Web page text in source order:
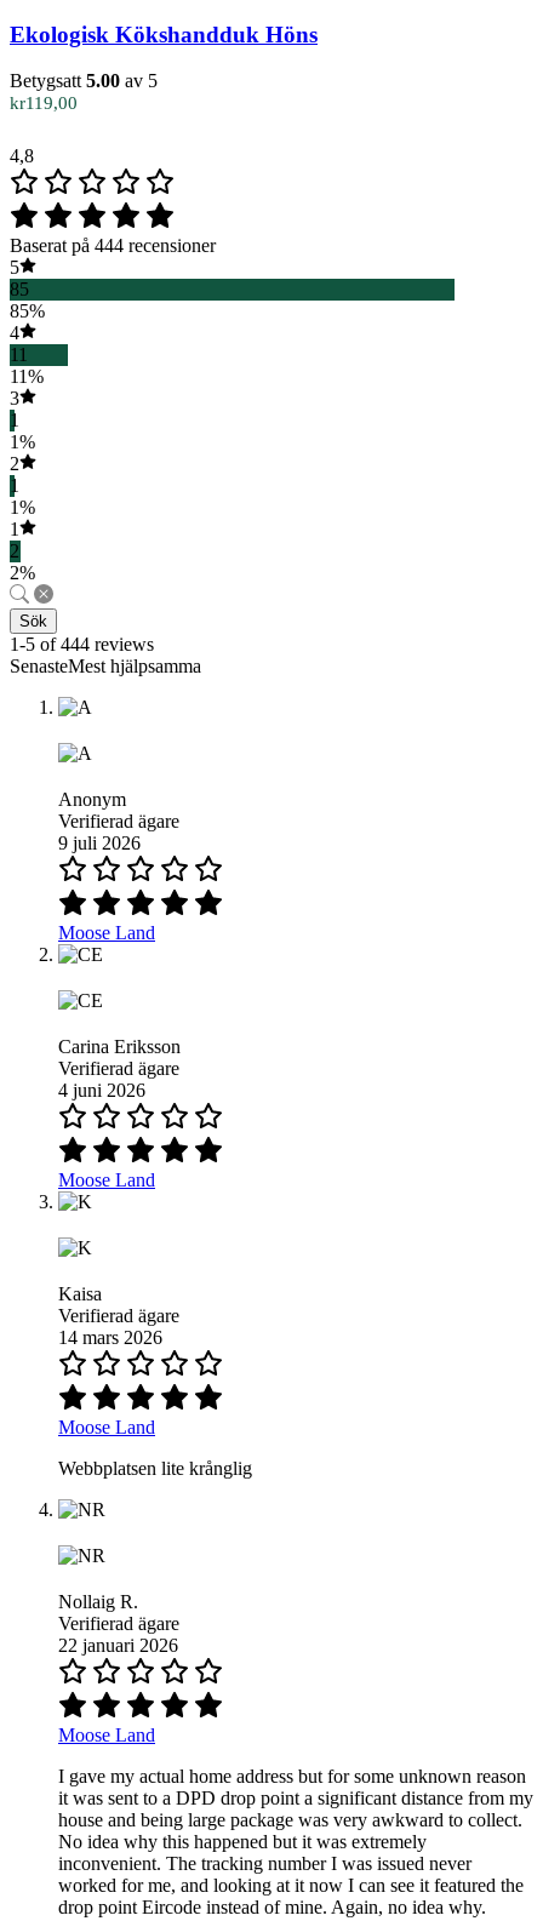
Ekologisk Kökshandduk Höns
Betygsatt5.00 av 5
kr119,00
4,8
Baserat på 444 recensioner
5
85
85%
4
11
11%
3
1
1%
2
1
1%
1
2
2%
Sök
1-5 of 444 reviews
SenasteMest hjälpsamma
Anonym
Verifierad ägare
9 juli 2026
Moose Land
Carina Eriksson
Verifierad ägare
4 juni 2026
Moose Land
Kaisa
Verifierad ägare
14 mars 2026
Moose Land
Webbplatsen lite krånglig
Nollaig R.
Verifierad ägare
22 januari 2026
Moose Land
I gave my actual home address but for some unknown reason
it was sent to a DPD drop point a significant distance from my
house and being large package was very awkward to collect.
No idea why this happened but it was extremely
inconvenient. The tracking number I was issued never
worked for me, and looking at it now I can see it featured the
drop point Eircode instead of mine. Again, no idea why.